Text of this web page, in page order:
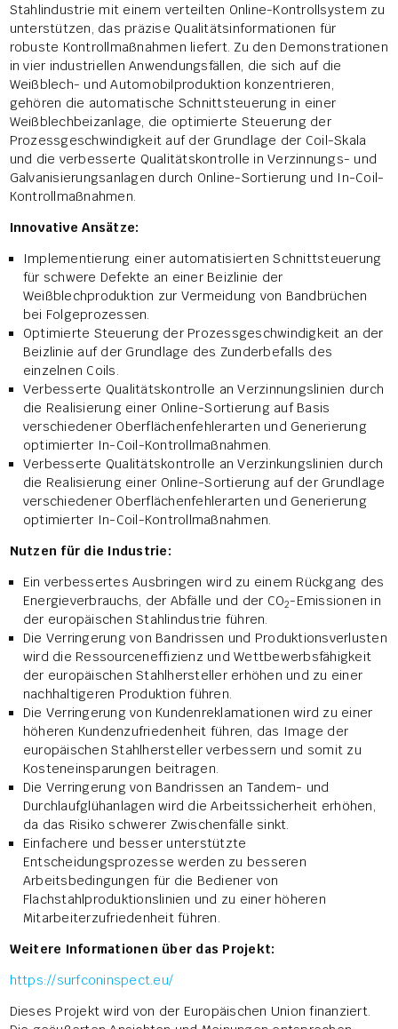
Stahlindustrie mit einem verteilten Online-Kontrollsystem zu
unterstützen, das präzise Qualitätsinformationen für
robuste Kontrollmaßnahmen liefert. Zu den Demonstrationen
in vier industriellen Anwendungsfällen, die sich auf die
Weißblech- und Automobilproduktion konzentrieren,
gehören die automatische Schnittsteuerung in einer
Weißblechbeizanlage, die optimierte Steuerung der
Prozessgeschwindigkeit auf der Grundlage der Coil-Skala
und die verbesserte Qualitätskontrolle in Verzinnungs- und
Galvanisierungsanlagen durch Online-Sortierung und In-Coil-
Kontrollmaßnahmen.
Innovative Ansätze:
Implementierung einer automatisierten Schnittsteuerung
für schwere Defekte an einer Beizlinie der
Weißblechproduktion zur Vermeidung von Bandbrüchen
bei Folgeprozessen.
Optimierte Steuerung der Prozessgeschwindigkeit an der
Beizlinie auf der Grundlage des Zunderbefalls des
einzelnen Coils.
Verbesserte Qualitätskontrolle an Verzinnungslinien durch
die Realisierung einer Online-Sortierung auf Basis
verschiedener Oberflächenfehlerarten und Generierung
optimierter In-Coil-Kontrollmaßnahmen.
Verbesserte Qualitätskontrolle an Verzinkungslinien durch
die Realisierung einer Online-Sortierung auf der Grundlage
verschiedener Oberflächenfehlerarten und Generierung
optimierter In-Coil-Kontrollmaßnahmen.
Nutzen für die Industrie:
Ein verbessertes Ausbringen wird zu einem Rückgang des
Energieverbrauchs, der Abfälle und der CO2-Emissionen in
der europäischen Stahlindustrie führen.
Die Verringerung von Bandrissen und Produktionsverlusten
wird die Ressourceneffizienz und Wettbewerbsfähigkeit
der europäischen Stahlhersteller erhöhen und zu einer
nachhaltigeren Produktion führen.
Die Verringerung von Kundenreklamationen wird zu einer
höheren Kundenzufriedenheit führen, das Image der
europäischen Stahlhersteller verbessern und somit zu
Kosteneinsparungen beitragen.
Die Verringerung von Bandrissen an Tandem- und
Durchlaufglühanlagen wird die Arbeitssicherheit erhöhen,
da das Risiko schwerer Zwischenfälle sinkt.
Einfachere und besser unterstützte
Entscheidungsprozesse werden zu besseren
Arbeitsbedingungen für die Bediener von
Flachstahlproduktionslinien und zu einer höheren
Mitarbeiterzufriedenheit führen.
Weitere Informationen über das Projekt:
https://surfconinspect.eu/
Dieses Projekt wird von der Europäischen Union finanziert.